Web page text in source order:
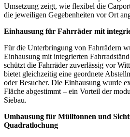
Umsetzung zeigt, wie flexibel die
die jeweiligen Gegebenheiten vor Ort
Einhausung für Fahrräder mit
Für die Unterbringung von Fahrrädern
Einhausung mit integrierten
schützt die Fahrräder zuverlässig vor
bietet gleichzeitig eine geordnete
oder Besucher. Die Einhausung wurde
Fläche abgestimmt – ein Vorteil der
Siebau.
Umhausung für Mülltonnen und
Quadratlochung